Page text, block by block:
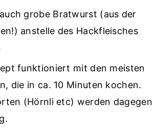
grobe Bratwurst (aus der
anstelle des Hackfleisches
funktioniert mit den meisten
die in ca. 10 Minuten kochen.
(Hörnli etc) werden dagegen